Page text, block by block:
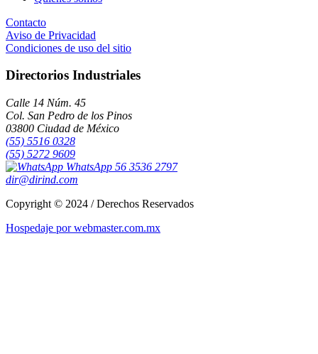
Contacto
Aviso de Privacidad
Condiciones de uso del sitio
Directorios Industriales
Calle 14 Núm. 45
Col. San Pedro de los Pinos
03800 Ciudad de México
(55) 5516 0328
(55) 5272 9609
WhatsApp 56 3536 2797
dir@dirind.com
Copyright © 2024 / Derechos Reservados
Hospedaje por webmaster.com.mx